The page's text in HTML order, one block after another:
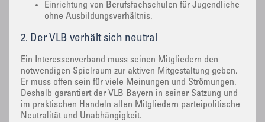
Einrichtung von Berufsfachschulen für Jugendliche
ohne Ausbildungsverhältnis.
2. Der VLB verhält sich neutral
Ein Interessenverband muss seinen Mitgliedern den
notwendigen Spielraum zur aktiven Mitgestaltung geben.
Er muss offen sein für viele Meinungen und Strömungen.
Deshalb garantiert der VLB Bayern in seiner Satzung und
im praktischen Handeln allen Mitgliedern parteipolitische
Neutralität und Unabhängigkeit.